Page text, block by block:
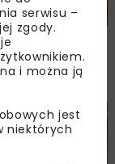
HYDROTECHNIKA
WYDARZENIA
serwisu –
zgody.
i można ją
jest
niektórych